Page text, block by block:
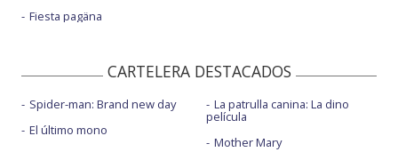
Fiesta pagäna
CARTELERA DESTACADOS
Spider-man: Brand new day
El último mono
La patrulla canina: La dino
película
Mother Mary